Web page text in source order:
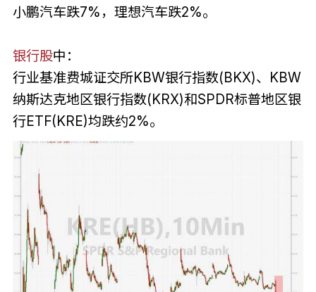
小鹏汽车跌7%，理想汽车跌2%。
银行股中：
行业基准费城证交所KBW银行指数(BKX)、KBW
纳斯达克地区银行指数(KRX)和SPDR标普地区银
行ETF(KRE)均跌约2%。